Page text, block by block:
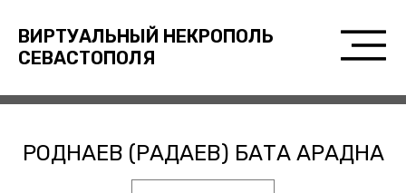
ВИРТУАЛЬНЫЙ НЕКРОПОЛЬ
СЕВАСТОПОЛЯ
РОДНАЕВ (РАДАЕВ) БАТА АРАДНА